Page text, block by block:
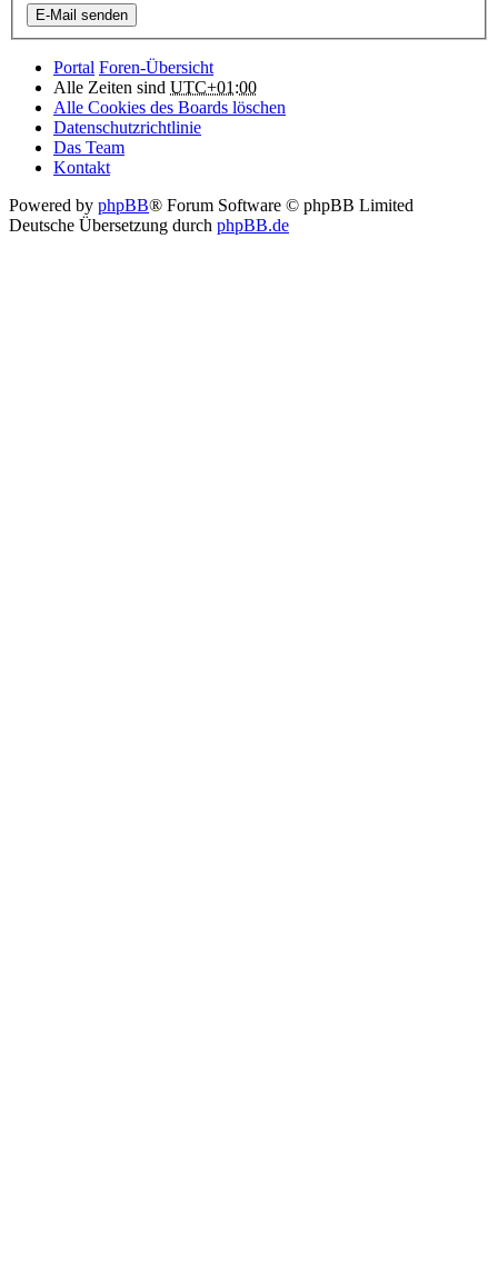
Portal Foren-Übersicht
Alle Zeiten sind UTC+01:00
Alle Cookies des Boards löschen
Datenschutzrichtlinie
Das Team
Kontakt
Powered by phpBB® Forum Software © phpBB Limited
Deutsche Übersetzung durch phpBB.de